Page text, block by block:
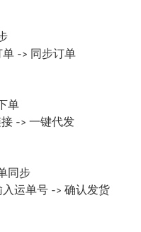
-> 同步订单
单
-> 一键代发
同步
运单号 -> 确认发货